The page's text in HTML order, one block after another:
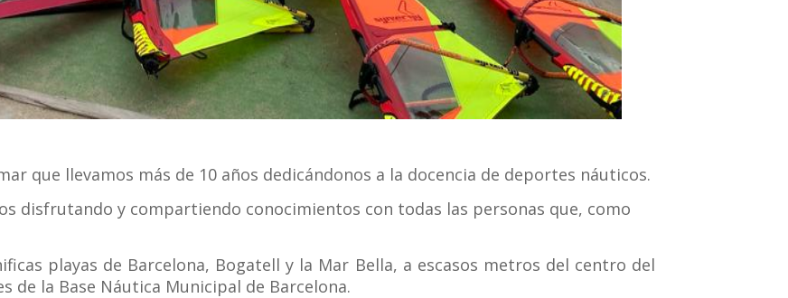
que llevamos más de 10 años dedicándonos a la docencia de deportes náuticos.
disfrutando y compartiendo conocimientos con todas las personas que, como
playas de Barcelona, Bogatell y la Mar Bella, a escasos metros del centro del
de la Base Náutica Municipal de Barcelona.